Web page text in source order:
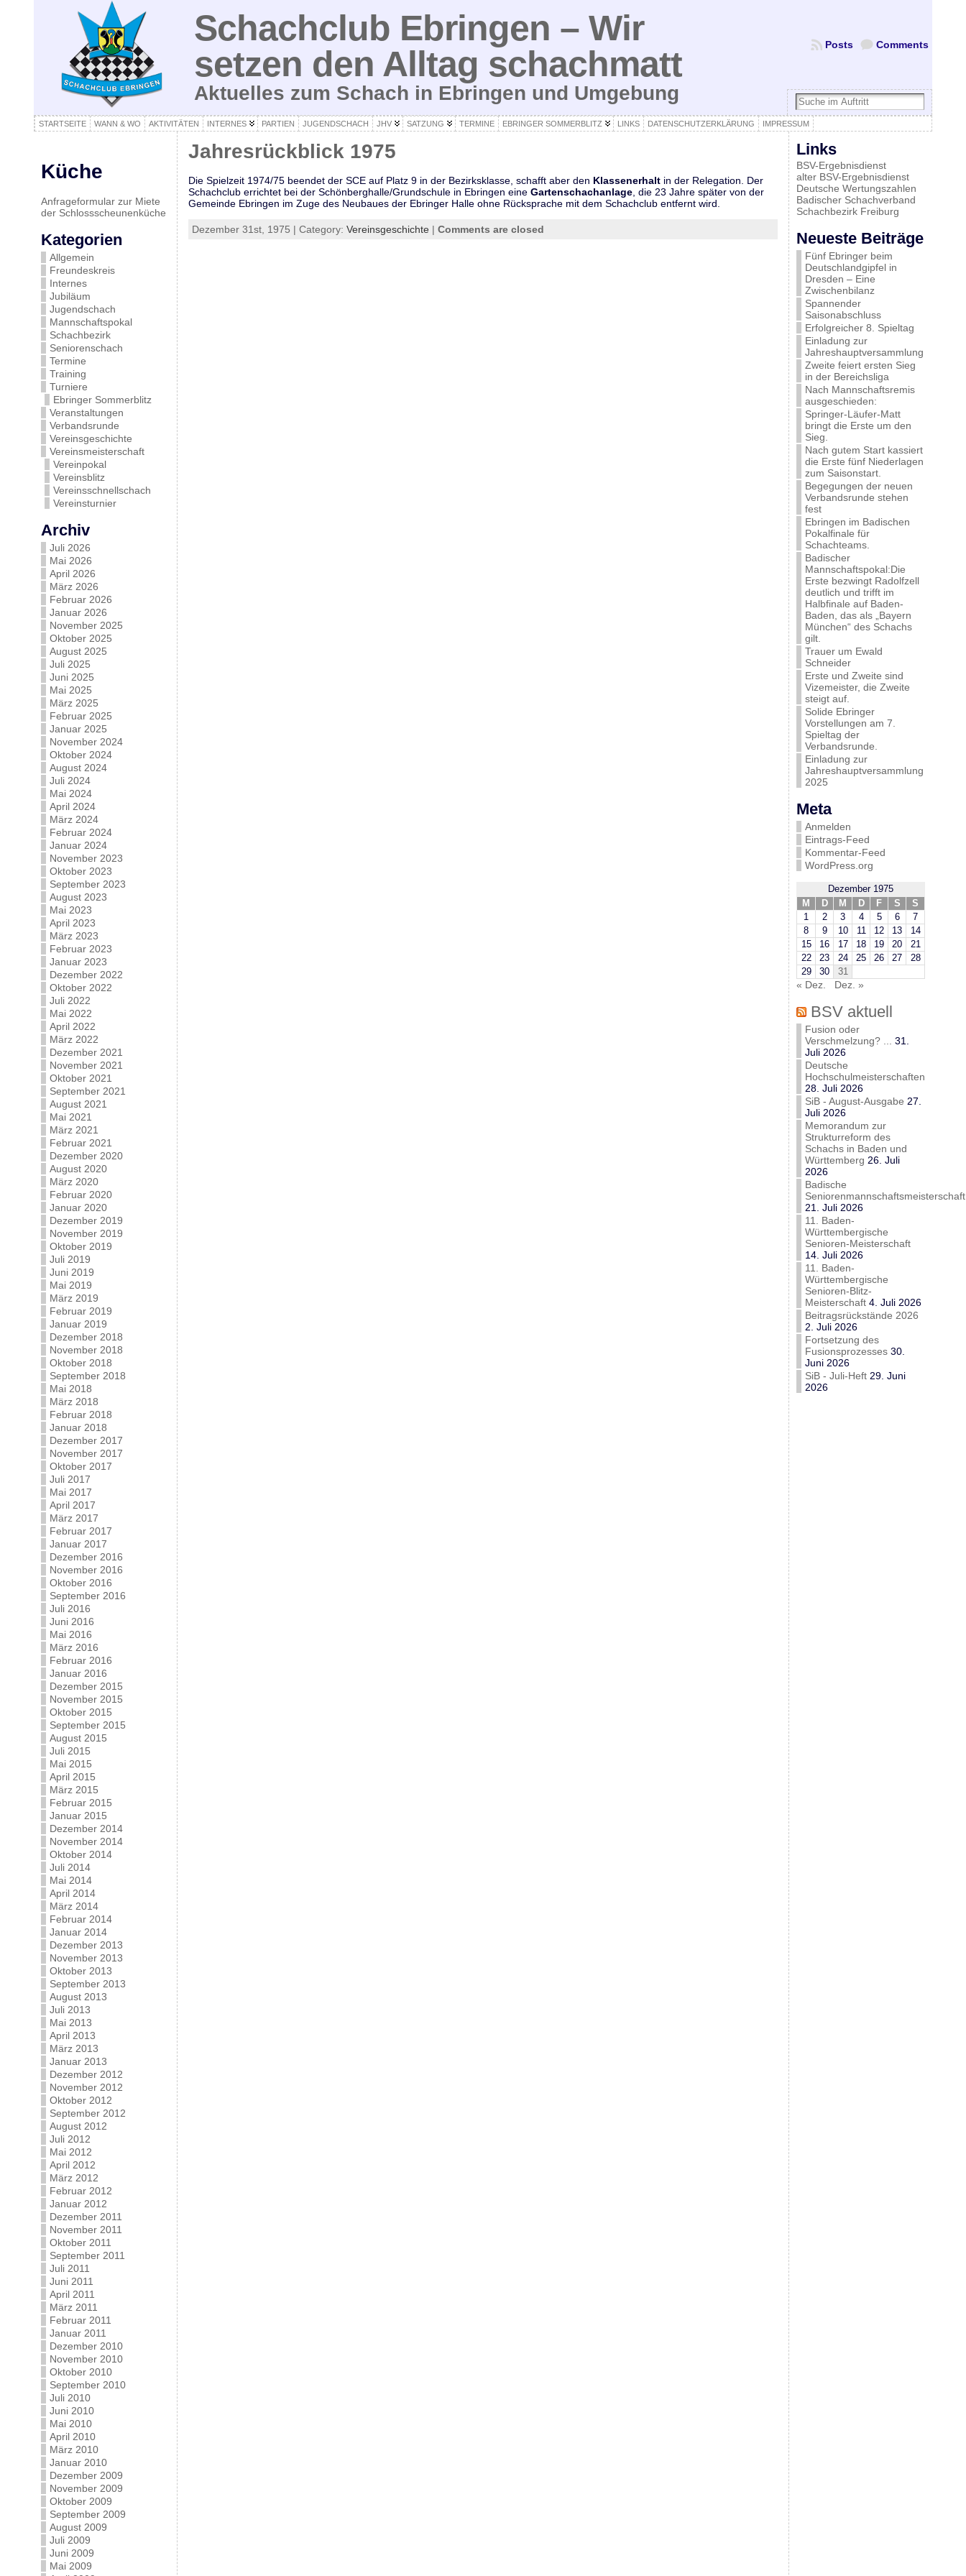
Schachclub Ebringen – Wir
setzen den Alltag schachmatt
Aktuelles zum Schach in Ebringen und Umgebung
Comments
Posts
STARTSEITE WANN & WO AKTIVITÄTEN INTERNES PARTIEN JUGENDSCHACH JHV SATZUNG TERMINE EBRINGER SOMMERBLITZ LINKS DATENSCHUTZERKLÄRUNG IMPRESSUM
Küche
Anfrageformular zur Miete
der Schlossscheunenküche
Kategorien
Allgemein
Freundeskreis
Internes
Jubiläum
Jugendschach
Mannschaftspokal
Schachbezirk
Seniorenschach
Termine
Training
Turniere
Ebringer Sommerblitz
Veranstaltungen
Verbandsrunde
Vereinsgeschichte
Vereinsmeisterschaft
Vereinpokal
Vereinsblitz
Vereinsschnellschach
Vereinsturnier
Archiv
Juli 2026
Mai 2026
April 2026
März 2026
Februar 2026
Januar 2026
November 2025
Oktober 2025
August 2025
Juli 2025
Juni 2025
Mai 2025
März 2025
Februar 2025
Januar 2025
November 2024
Oktober 2024
August 2024
Juli 2024
Mai 2024
April 2024
März 2024
Februar 2024
Januar 2024
November 2023
Oktober 2023
September 2023
August 2023
Mai 2023
April 2023
März 2023
Februar 2023
Januar 2023
Dezember 2022
Oktober 2022
Juli 2022
Mai 2022
April 2022
März 2022
Dezember 2021
November 2021
Oktober 2021
September 2021
August 2021
Mai 2021
März 2021
Februar 2021
Dezember 2020
August 2020
März 2020
Februar 2020
Januar 2020
Dezember 2019
November 2019
Oktober 2019
Juli 2019
Juni 2019
Mai 2019
März 2019
Februar 2019
Januar 2019
Dezember 2018
November 2018
Oktober 2018
September 2018
Mai 2018
März 2018
Februar 2018
Januar 2018
Dezember 2017
November 2017
Oktober 2017
Juli 2017
Mai 2017
April 2017
März 2017
Februar 2017
Januar 2017
Dezember 2016
November 2016
Oktober 2016
September 2016
Juli 2016
Juni 2016
Mai 2016
März 2016
Februar 2016
Januar 2016
Dezember 2015
November 2015
Oktober 2015
September 2015
August 2015
Juli 2015
Mai 2015
April 2015
März 2015
Februar 2015
Januar 2015
Dezember 2014
November 2014
Oktober 2014
Juli 2014
Mai 2014
April 2014
März 2014
Februar 2014
Januar 2014
Dezember 2013
November 2013
Oktober 2013
September 2013
August 2013
Juli 2013
Mai 2013
April 2013
März 2013
Januar 2013
Dezember 2012
November 2012
Oktober 2012
September 2012
August 2012
Juli 2012
Mai 2012
April 2012
März 2012
Februar 2012
Januar 2012
Dezember 2011
November 2011
Oktober 2011
September 2011
Juli 2011
Juni 2011
April 2011
März 2011
Februar 2011
Januar 2011
Dezember 2010
November 2010
Oktober 2010
September 2010
Juli 2010
Juni 2010
Mai 2010
April 2010
März 2010
Januar 2010
Dezember 2009
November 2009
Oktober 2009
September 2009
August 2009
Juli 2009
Juni 2009
Mai 2009
Jahresrückblick 1975
Die Spielzeit 1974/75 beendet der SCE auf Platz 9 in der Bezirksklasse, schafft aber den Klassenerhalt in der Relegation. Der
Schachclub errichtet bei der Schönberghalle/Grundschule in Ebringen eine Gartenschachanlage , die 23 Jahre später von der
Gemeinde Ebringen im Zuge des Neubaues der Ebringer Halle ohne Rücksprache mit dem Schachclub entfernt wird.
Dezember 31st, 1975 | Category: Vereinsgeschichte | Comments are closed
Links
BSV-Ergebnisdienst
alter BSV-Ergebnisdienst
Deutsche Wertungszahlen
Badischer Schachverband
Schachbezirk Freiburg
Neueste Beiträge
Fünf Ebringer beim
Deutschlandgipfel in
Dresden – Eine
Zwischenbilanz
Spannender
Saisonabschluss
Erfolgreicher 8. Spieltag
Einladung zur
Jahreshauptversammlung
Zweite feiert ersten Sieg
in der Bereichsliga
Nach Mannschaftsremis
ausgeschieden:
Springer-Läufer-Matt
bringt die Erste um den
Sieg.
Nach gutem Start kassiert
die Erste fünf Niederlagen
zum Saisonstart.
Begegungen der neuen
Verbandsrunde stehen
fest
Ebringen im Badischen
Pokalfinale für
Schachteams.
Badischer
Mannschaftspokal:Die
Erste bezwingt Radolfzell
deutlich und trifft im
Halbfinale auf Baden-
Baden, das als „Bayern
München“ des Schachs
gilt.
Trauer um Ewald
Schneider
Erste und Zweite sind
Vizemeister, die Zweite
steigt auf.
Solide Ebringer
Vorstellungen am 7.
Spieltag der
Verbandsrunde.
Einladung zur
Jahreshauptversammlung
2025
Meta
Anmelden
Eintrags-Feed
Kommentar-Feed
WordPress.org
Dezember 1975
M
D M D F S
S
1
2 3 4 5 6
7
8
9 10 11 12 13
14
15
16 17 18 19 20
21
22
23 24 25 26 27
28
29
30 31
« Dez. Dez. »
BSV aktuell
Fusion oder
Verschmelzung? ...
31.
Juli 2026
Deutsche
Hochschulmeisterschaften
28. Juli 2026
SiB - August-Ausgabe 27.
Juli 2026
Memorandum zur
Strukturreform des
Schachs in Baden und
Württemberg 26. Juli
2026
Badische
Seniorenmannschaftsmeisterschaft
21. Juli 2026
11. Baden-
Württembergische
Senioren-Meisterschaft
14. Juli 2026
11. Baden-
Württembergische
Senioren-Blitz-
Meisterschaft 4. Juli 2026
Beitragsrückstände 2026
2. Juli 2026
Fortsetzung des
Fusionsprozesses 30.
Juni 2026
SiB - Juli-Heft 29. Juni
2026